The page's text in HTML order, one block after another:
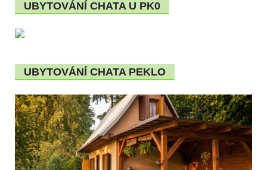
UBYTOVÁNÍ CHATA U PK0
UBYTOVÁNÍ CHATA PEKLO